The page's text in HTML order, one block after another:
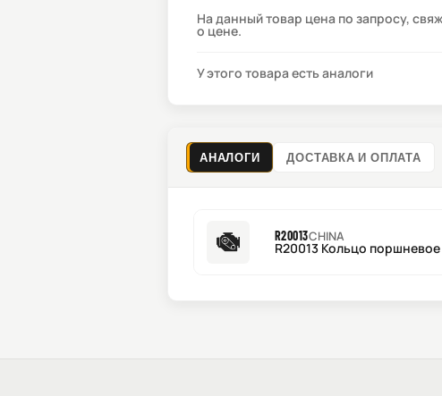
На данный товар цена по запросу,
о цене.
У этого товара есть аналоги
АНАЛОГИ ДОСТАВКА И ОПЛАТА
R20013CHINA
R20013 Кольцо